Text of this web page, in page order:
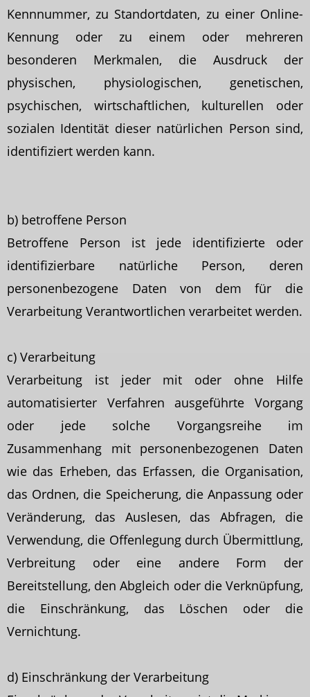
Kennnummer, zu Standortdaten, zu einer Online-
Kennung oder zu einem oder mehreren
besonderen Merkmalen, die Ausdruck der
physischen, physiologischen, genetischen,
psychischen, wirtschaftlichen, kulturellen oder
sozialen Identität dieser natürlichen Person sind,
identifiziert werden kann.
b) betroffene Person
Betroffene Person ist jede identifizierte oder
identifizierbare natürliche Person, deren
personenbezogene Daten von dem für die
Verarbeitung Verantwortlichen verarbeitet werden.
c) Verarbeitung
Verarbeitung ist jeder mit oder ohne Hilfe
automatisierter Verfahren ausgeführte Vorgang
oder jede solche Vorgangsreihe im
Zusammenhang mit personenbezogenen Daten
wie das Erheben, das Erfassen, die Organisation,
das Ordnen, die Speicherung, die Anpassung oder
Veränderung, das Auslesen, das Abfragen, die
Verwendung, die Offenlegung durch Übermittlung,
Verbreitung oder eine andere Form der
Bereitstellung, den Abgleich oder die Verknüpfung,
die Einschränkung, das Löschen oder die
Vernichtung.
d) Einschränkung der Verarbeitung